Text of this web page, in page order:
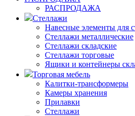
РАСПРОДАЖА
Стеллажи
Навесные элементы для
Стеллажи металлические
Стеллажи складские
Стеллажи торговые
Ящики и контейнеры
Торговая мебель
Калитки-трансформеры
Камеры хранения
Прилавки
Стеллажи